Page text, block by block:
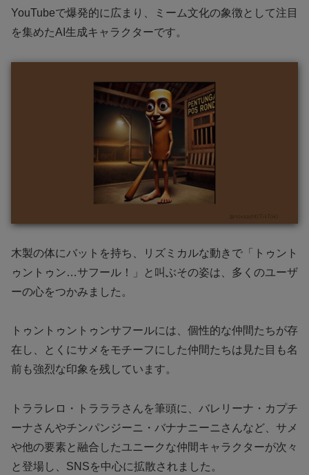
YouTubeで爆発的に広まり、ミーム文化の象徴として注目
を集めたAI生成キャラクターです。
木製の体にバットを持ち、リズミカルな動きで「トゥント
ゥントゥン…サフール！」と叫ぶその姿は、多くのユーザ
ーの心をつかみました。
トゥントゥントゥンサフールには、個性的な仲間たちが存
在し、とくにサメをモチーフにした仲間たちは見た目も名
前も強烈な印象を残しています。
トララレロ・トラララさんを筆頭に、バレリーナ・カプチ
ーナさんやチンパンジーニ・バナナニーニさんなど、サメ
や他の要素と融合したユニークな仲間キャラクターが次々
と登場し、SNSを中心に拡散されました。